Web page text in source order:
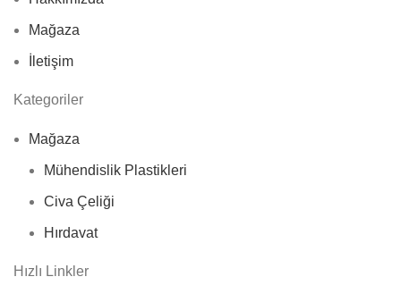
Mağaza
İletişim
Kategoriler
Mağaza
Mühendislik Plastikleri
Civa Çeliği
Hırdavat
Hızlı Linkler